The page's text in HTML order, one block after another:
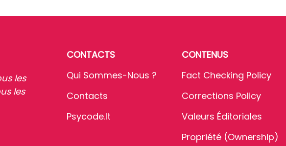
les
les
CONTACTS
Qui Sommes-Nous ?
Contacts
Psycode.it
CONTENUS
Fact Checking Policy
Corrections Policy
Valeurs Éditoriales
Propriété (Ownership)